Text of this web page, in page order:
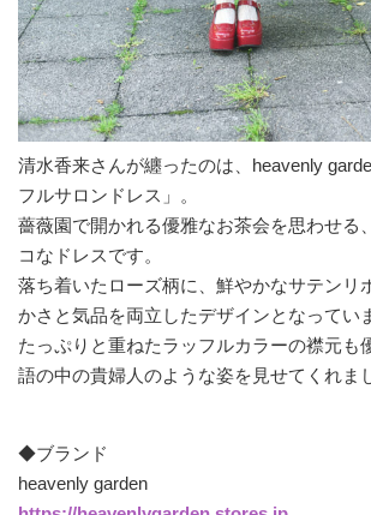
清⽔⾹来さんが纏ったのは、heavenly
フルサロンドレス」。
薔薇園で開かれる優雅なお茶会を思わせる
コなドレスです。
落ち着いたローズ柄に、鮮やかなサテンリ
かさと気品を両立したデザインとなってい
たっぷりと重ねたラッフルカラーの襟元も
語の中の貴婦人のような姿を見せてくれま
◆ブランド
heavenly garden